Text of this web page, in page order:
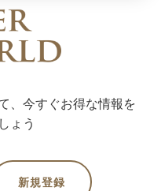
、今すぐお得な情報を
ょう
新規登録